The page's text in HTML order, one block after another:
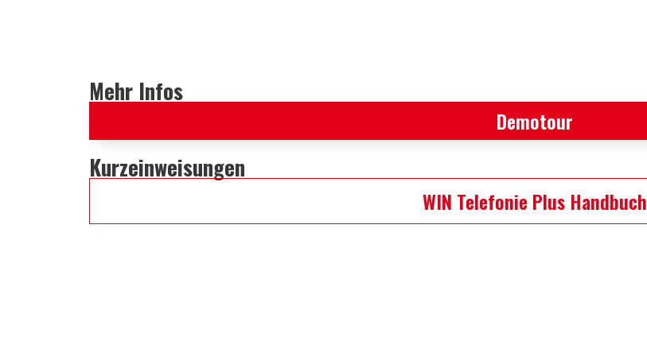
Mehr Infos
Demotour
Kurzeinweisungen
WIN Telefonie Plus Handbuch